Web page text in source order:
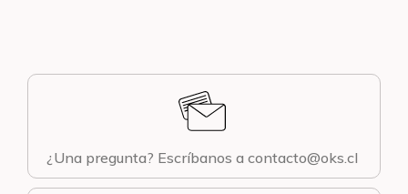
¿Una pregunta? Escríbanos a contacto@oks.cl